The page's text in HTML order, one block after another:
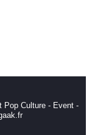
Pop Culture - Event -